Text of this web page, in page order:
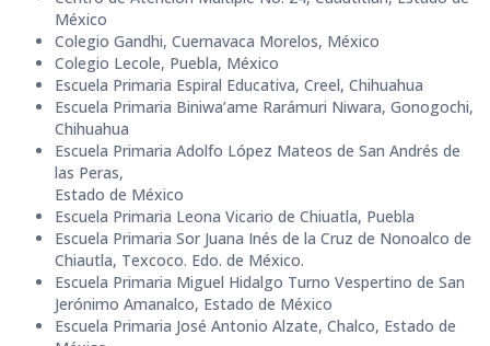
México
Colegio Gandhi, Cuernavaca Morelos, México
Colegio Lecole, Puebla, México
Escuela Primaria Espiral Educativa, Creel, Chihuahua
Escuela Primaria Biniwa’ame Rarámuri Niwara, Gonogochi,
Chihuahua
Escuela Primaria Adolfo López Mateos de San Andrés de
las Peras,
Estado de México
Escuela Primaria Leona Vicario de Chiuatla, Puebla
Escuela Primaria Sor Juana Inés de la Cruz de Nonoalco de
Chiautla, Texcoco. Edo. de México.
Escuela Primaria Miguel Hidalgo Turno Vespertino de San
Jerónimo Amanalco, Estado de México
Escuela Primaria José Antonio Alzate, Chalco, Estado de